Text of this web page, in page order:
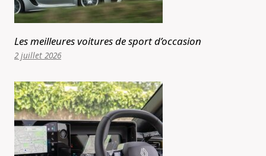
Les meilleures voitures de sport d’occasion
2 juillet 2026